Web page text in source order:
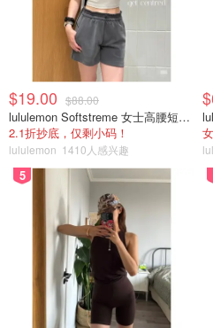
图片来自于
看好营地是否提供hookups
$19.00 $88.00
lululemon Softstreme 女士高腰短裤 10cm
2.1折抄底，仅剩小码！
lululemon 1410人感兴趣
5